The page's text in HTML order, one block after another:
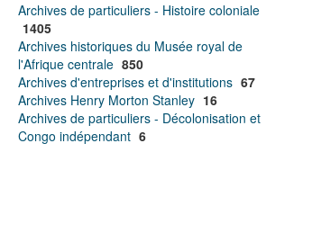
Archives de particuliers - Histoire coloniale
1405
Archives historiques du Musée royal de
l'Afrique centrale 850
Archives d'entreprises et d'institutions 67
Archives Henry Morton Stanley 16
Archives de particuliers - Décolonisation et
Congo indépendant 6